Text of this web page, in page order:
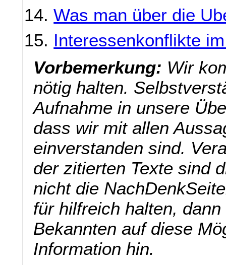
Was man über die
Interessenkonflikte
Vorbemerkung: Wir
nötig halten.
Aufnahme in unsere
dass wir mit allen
einverstanden sind.
der zitierten Texte sind
nicht die
für hilfreich halten,
Bekannten auf diese
Information hin.